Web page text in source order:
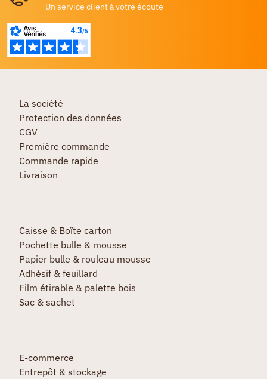
Un service client à votre écoute
La société
Protection des données
CGV
Première commande
Commande rapide
Livraison
Caisse & Boîte carton
Pochette bulle & mousse
Papier bulle & rouleau mousse
Adhésif & feuillard
Film étirable & palette bois
Sac & sachet
E-commerce
Entrepôt & stockage